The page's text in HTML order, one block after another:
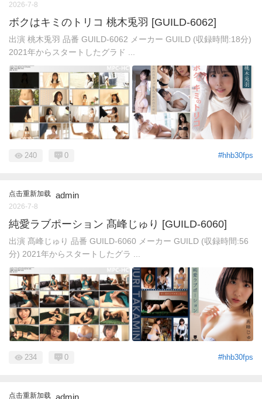
2026-7-8
ボクはキミのトリコ 桃木兎羽 [GUILD-6062]
出演 桃木兎羽 品番 GUILD-6062 メーカー GUILD (収録時間:18分)
2021年からスタートしたグラド ...
#hhb30fps
240 0
点击重新加载 admin
2026-7-8
純愛ラブポーション 髙峰じゅり [GUILD-6060]
出演 髙峰じゅり 品番 GUILD-6060 メーカー GUILD (収録時間:56
分) 2021年からスタートしたグラ ...
#hhb30fps
234 0
点击重新加载 admin